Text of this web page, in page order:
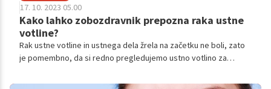
17. 10. 2023 05.00
Kako lahko zobozdravnik prepozna raka ustne
votline?
Rak ustne votline in ustnega dela žrela na začetku ne boli, zato
je pomembno, da si redno pregledujemo ustno votlino za
redno udeležujemo pregledov pri zobozdravniku, kjer lahko s